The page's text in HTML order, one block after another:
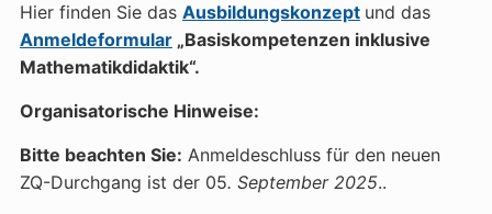
Hier finden Sie das Ausbildungskonzept und das
Anmeldeformular„Basiskompetenzen inklusive
Mathematikdidaktik“.
Organisatorische Hinweise:
Bitte beachten Sie: Anmeldeschluss für den neuen
ZQ-Durchgang ist der 05. September 2025..